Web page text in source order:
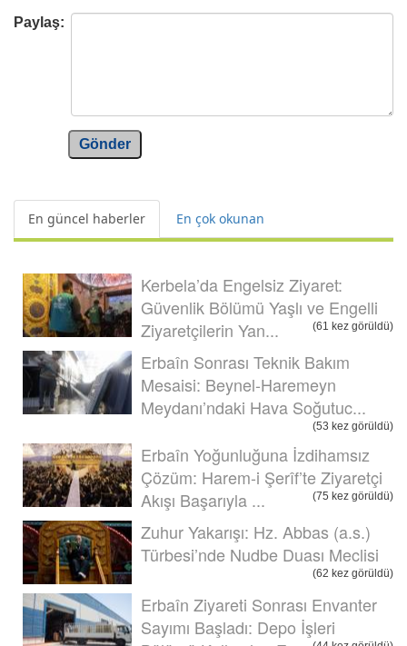
Paylaş:
Gönder
En güncel haberler En çok okunan
Kerbela’da Engelsiz Ziyaret:
Güvenlik Bölümü Yaşlı ve Engelli
Ziyaretçilerin Yan...
(61 kez görüldü)
Erbaîn Sonrası Teknik Bakım
Mesaisi: Beynel-Haremeyn
Meydanı’ndaki Hava Soğutuc...
(53 kez görüldü)
Erbaîn Yoğunluğuna İzdihamsız
Çözüm: Harem-i Şerîf’te Ziyaretçi
Akışı Başarıyla ...
(75 kez görüldü)
Zuhur Yakarışı: Hz. Abbas (a.s.)
Türbesi’nde Nudbe Duası Meclisi
(62 kez görüldü)
Erbaîn Ziyareti Sonrası Envanter
Sayımı Başladı: Depo İşleri